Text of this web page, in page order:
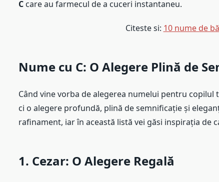
Ccare au farmecul de a cuceri instantaneu.
Citeste si: 10 nume de
Nume cu C: O Alegere Plină de
Când vine vorba de alegerea numelui pentru copilul
ci o alegere profundă, plină de semnificație și
rafinament, iar în această listă vei găsi inspirația de
1. Cezar: O Alegere Regală